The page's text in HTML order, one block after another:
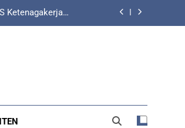
Ketenagakerjaan
Lalu Lintas
Terbaik
Tertibkan
Lalu Lintas